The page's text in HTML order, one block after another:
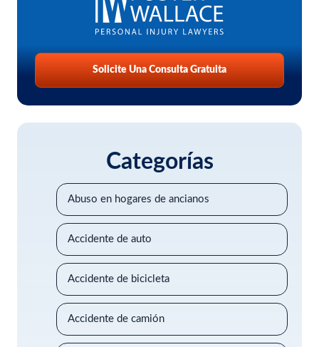
Solicite Una Consulta Gratuita
Categorías
Abuso en hogares de ancianos
Accidente de auto
Accidente de bicicleta
Accidente de camión